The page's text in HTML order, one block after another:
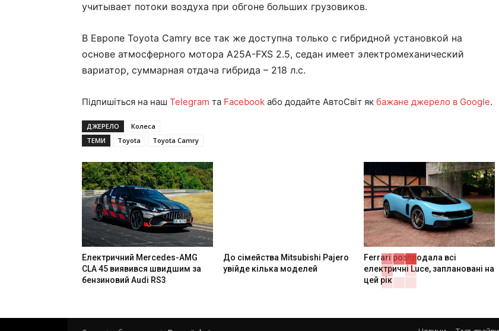
учитывает потоки воздуха при обгоне больших грузовиков.
В Европе Toyota Camry все так же доступна только с гибридной установкой на
основе атмосферного мотора A25A-FXS 2.5, седан имеет электромеханический
вариатор, суммарная отдача гибрида – 218 л.с.
Підпишіться на наш Telegram та Facebook або додайте АвтоСвіт як бажане джерело в Google.
ДЖЕРЕЛО
Колеса
ТЕМИ
Toyota Toyota Camry
Електричний Mercedes-AMG
CLA 45 виявився швидшим за
бензиновий Audi RS3
До сімейства Mitsubishi Pajero
увійде кілька моделей
Ferrari розпродала всі
електричні Luce, заплановані на
цей рік